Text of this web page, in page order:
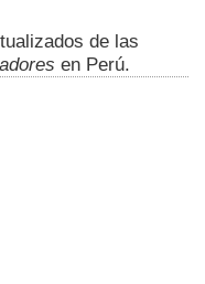
de las
en Perú.